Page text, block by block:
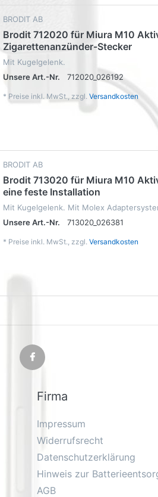
BRODIT AB
Brodit 712020 für Miura M10
Zigarettenanzünder-Stecker
Mit Kugelgelenk.
Unsere Art.-Nr.
712020_026192
* Preise inkl. MwSt., zzgl. Versandkosten
BRODIT AB
Brodit 713020 für Miura M10
eine feste Installation
Mit Kugelgelenk. Mit Molex
Unsere Art.-Nr.
713020_026381
* Preise inkl. MwSt., zzgl. Versandkosten
Firma
Impressum
Widerrufsrecht
Datenschutzerklärung
Hinweis zur
AGB